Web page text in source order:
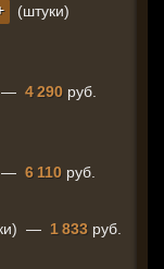
(штуки)
— 4 290 руб.
— 6 110 руб.
— 1 833 руб.